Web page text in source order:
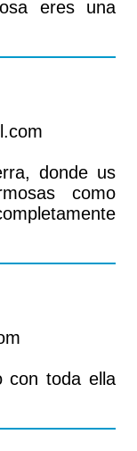
eres una
donde us
como
con toda ella